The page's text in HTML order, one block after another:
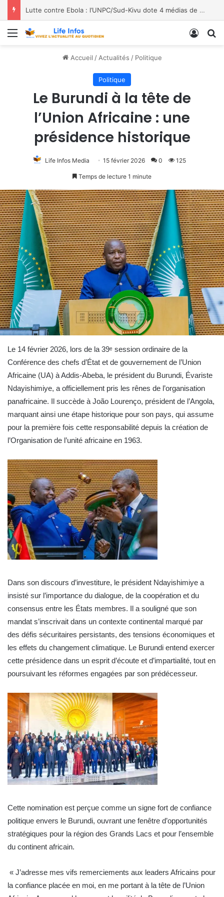
Menu
Accueil / Actualités / Politique
Politique
Le Burundi à la tête de
l’Union Africaine : une
présidence historique
Life Infos Media 15 février 2026 0 125
Temps de lecture 1 minute
Le 14 février 2026, lors de la 39ᵉ session ordinaire de la
Conférence des chefs d’État et de gouvernement de l’Union
Africaine (UA) à Addis-Abeba, le président du Burundi, Évariste
Ndayishimiye, a officiellement pris les rênes de l’organisation
panafricaine. Il succède à João Lourenço, président de l’Angola,
marquant ainsi une étape historique pour son pays, qui assume
pour la première fois cette responsabilité depuis la création de
l’Organisation de l’unité africaine en 1963.
Dans son discours d’investiture, le président Ndayishimiye a
insisté sur l’importance du dialogue, de la coopération et du
consensus entre les États membres. Il a souligné que son
mandat s’inscrivait dans un contexte continental marqué par
des défis sécuritaires persistants, des tensions économiques et
les effets du changement climatique. Le Burundi entend exercer
cette présidence dans un esprit d’écoute et d’impartialité, tout en
poursuivant les réformes engagées par son prédécesseur.
Cette nomination est perçue comme un signe fort de confiance
politique envers le Burundi, ouvrant une fenêtre d’opportunités
stratégiques pour la région des Grands Lacs et pour l’ensemble
du continent africain.
« J’adresse mes vifs remerciements aux leaders Africains pour
la confiance placée en moi, en me portant à la tête de l’Union